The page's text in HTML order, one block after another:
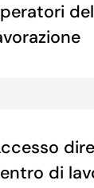
di